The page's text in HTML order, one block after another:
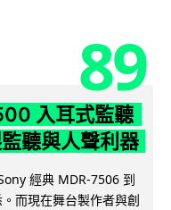
89
入耳式監聽
聽與人聲利器
經典 MDR-7506 到
而現在舞台製作者與創